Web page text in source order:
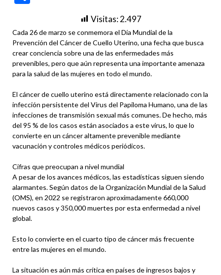
Visitas:2.497
Cada 26 de marzo se conmemora el Día Mundial de la
Prevención del Cáncer de Cuello Uterino, una fecha que busca
crear conciencia sobre una de las enfermedades más
prevenibles, pero que aún representa una importante amenaza
para la salud de las mujeres en todo el mundo.
El cáncer de cuello uterino está directamente relacionado con la
infección persistente del Virus del Papiloma Humano, una de las
infecciones de transmisión sexual más comunes. De hecho, más
del 95 % de los casos están asociados a este virus, lo que lo
convierte en un cáncer altamente prevenible mediante
vacunación y controles médicos periódicos.
Cifras que preocupan a nivel mundial
A pesar de los avances médicos, las estadísticas siguen siendo
alarmantes. Según datos de la Organización Mundial de la Salud
(OMS), en 2022 se registraron aproximadamente 660,000
nuevos casos y 350,000 muertes por esta enfermedad a nivel
global.
Esto lo convierte en el cuarto tipo de cáncer más frecuente
entre las mujeres en el mundo.
La situación es aún más crítica en países de ingresos bajos y